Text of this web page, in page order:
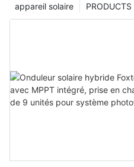
PRODUCTS
appareil solaire